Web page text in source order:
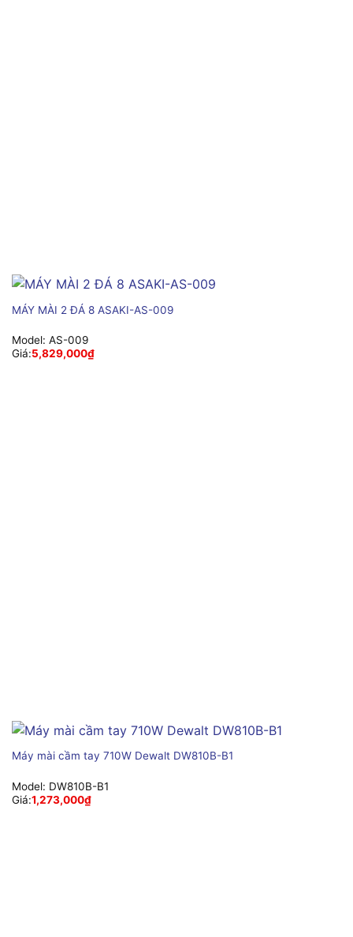
MÁY MÀI 2 ĐÁ 8 ASAKI-AS-009
Model: AS-009
Giá:5,829,000₫
Máy mài cầm tay 710W Dewalt DW810B-B1
Model: DW810B-B1
Giá:1,273,000₫